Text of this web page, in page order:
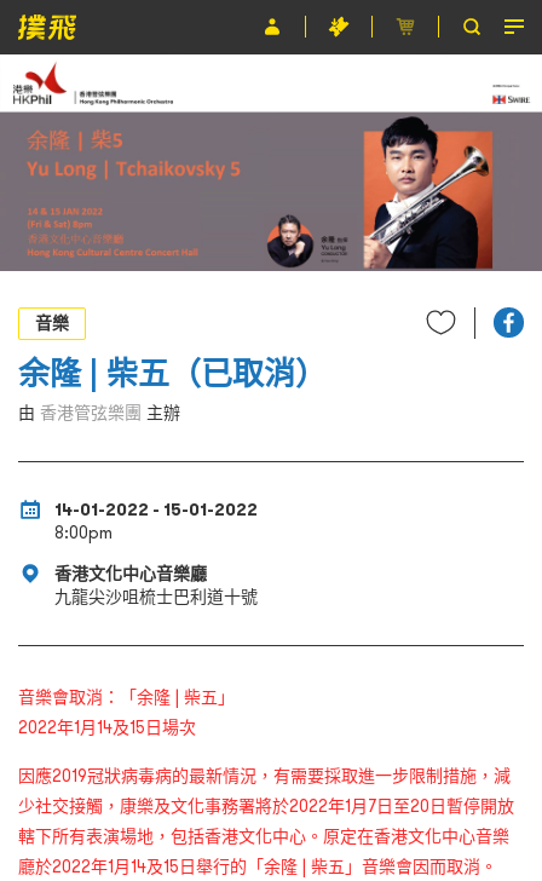
節目
主辦單位
條款及細則
EN
音樂
余隆 | 柴五（已取消）
由 香港管弦樂團 主辦
14-01-2022 - 15-01-2022
8:00pm
香港文化中心音樂廳
九龍尖沙咀梳士巴利道十號
音樂會取消：「余隆 | 柴五」
2022年1月14及15日場次
因應2019冠狀病毒病的最新情況，有需要採取進一步限制措施，減
少社交接觸，康樂及文化事務署將於2022年1月7日至20日暫停開放
轄下所有表演場地，包括香港文化中心。 原定在香港文化中心音樂
廳於2022年1月14及15日舉行的「余隆 | 柴五」音樂會因而取消。